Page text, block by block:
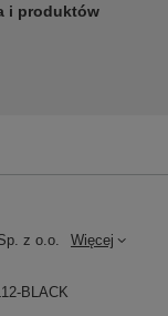
i produktów
z o.o. Więcej
BLACK